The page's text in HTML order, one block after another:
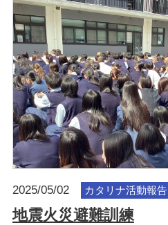
2025/05/02 カタリナ活動報告
地震火災避難訓練